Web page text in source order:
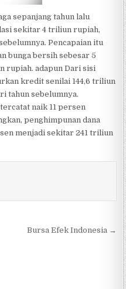
sepanjang tahun lalu
sekitar 4 triliun rupiah,
Pencapaian itu
bunga bersih sebesar 5
rupiah. adapun Dari sisi
kredit senilai 144,6 triliun
tahun sebelumnya.
naik 11 persen
penghimpunan dana
menjadi sekitar 241 triliun
Bursa Efek Indonesia →